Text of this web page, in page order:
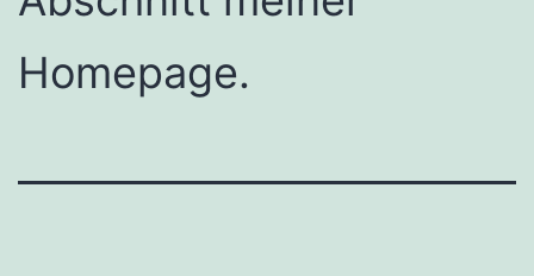
Homepage.